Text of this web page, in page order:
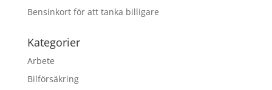
Bensinkort för att tanka billigare
Kategorier
Arbete
Bilförsäkring